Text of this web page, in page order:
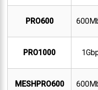
PRO600
PRO1000
MESHPRO600